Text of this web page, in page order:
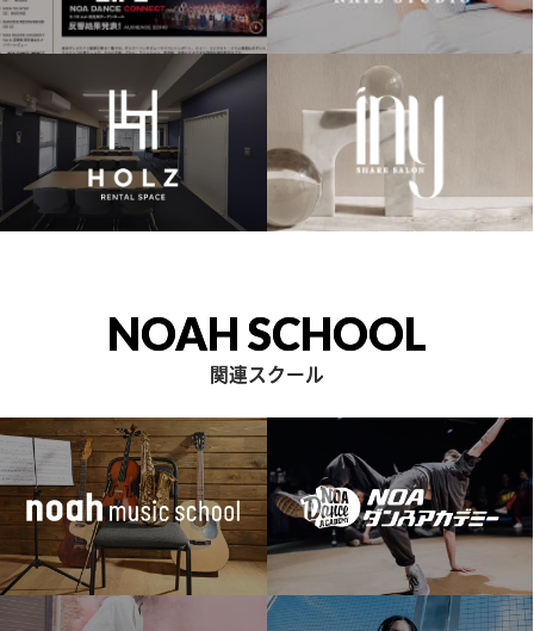
NOAH SCHOOL
関連スクール